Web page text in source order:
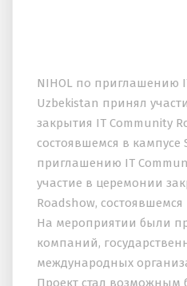
NIHOL по приглашению
Uzbekistan принял
закрытия IT Community
состоявшемся в кампусе
приглашению IT
участие в церемонии
Roadshow, состоявшемся
На мероприятии были
компаний,
международных
Проект стал возможным